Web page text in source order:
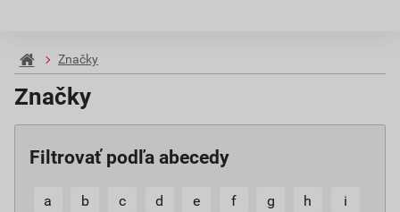
Značky
Značky
Filtrovať podľa abecedy
a b c d e f g h i